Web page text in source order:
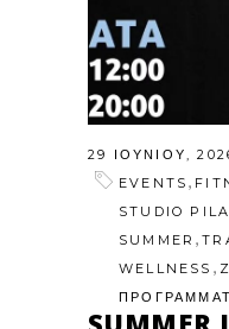
29 ΙΟΥΝΊΟΥ,
EVENTS ,
STUDIO
SUMMER ,
WELLNESS ,